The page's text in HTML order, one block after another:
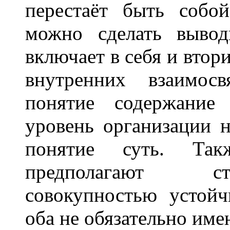
перестаёт быть
можно сделать
включает в себя и
внутренних
понятие
уровень организации
понятие суть.
предполагают
совокупностью
оба не обязательно